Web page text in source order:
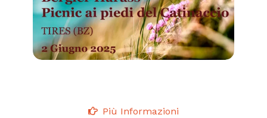
Più Informazioni